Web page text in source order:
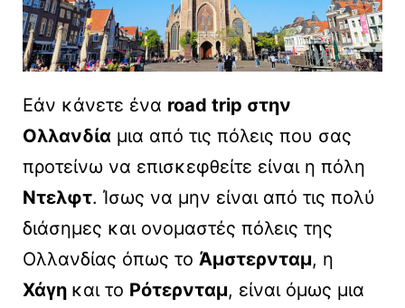
Εάν κάνετε ένα road trip στην
Ολλανδία μια από τις πόλεις που σας
προτείνω να επισκεφθείτε είναι η πόλη
Ντελφτ. Ίσως να μην είναι από τις πολύ
διάσημες και ονομαστές πόλεις της
Ολλανδίας όπως το Άμστερνταμ, η
Χάγη και το Ρότερνταμ, είναι όμως μια